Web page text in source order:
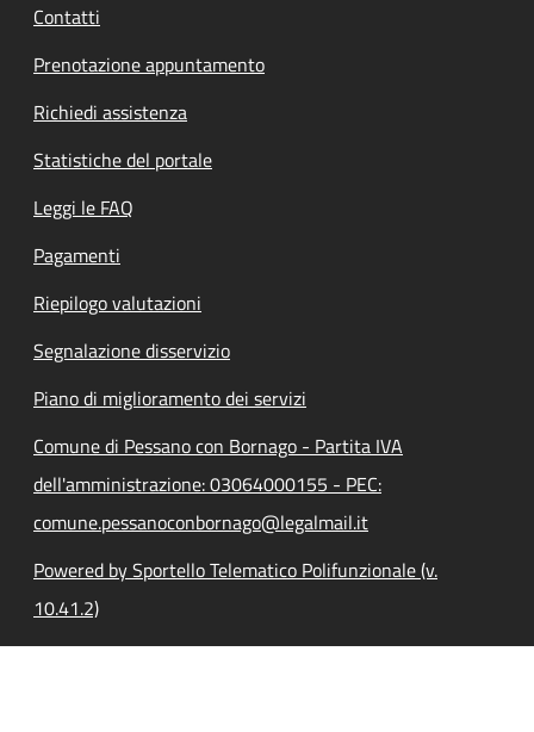
Contatti
Prenotazione appuntamento
Richiedi assistenza
Statistiche del portale
Leggi le FAQ
Pagamenti
Riepilogo valutazioni
Segnalazione disservizio
Piano di miglioramento dei servizi
Comune di Pessano con Bornago - Partita IVA
dell'amministrazione: 03064000155 - PEC:
comune.pessanoconbornago@legalmail.it
Powered by Sportello Telematico Polifunzionale (v.
10.41.2)